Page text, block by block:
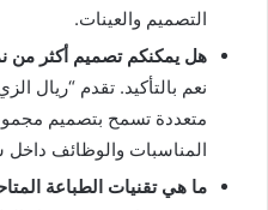
التصميم والعينات.
هل يمكنكم تصميم أكثر من
متعددة تسمح بتصميم
المناسبات والوظائف داخل
ما هي تقنيات الطباعة